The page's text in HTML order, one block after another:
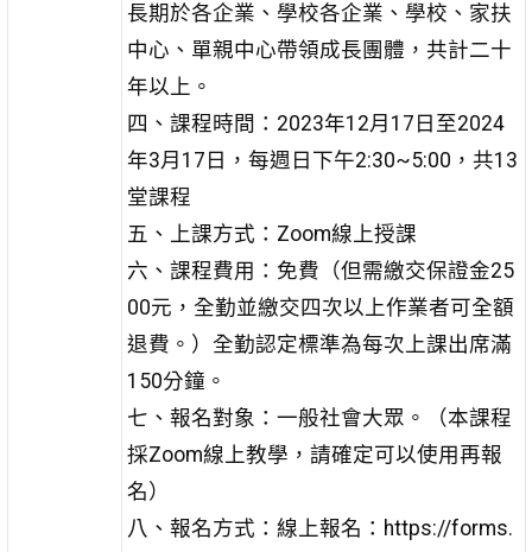
長期於各企業、學校各企業、學校、家扶
中心、單親中心帶領成長團體，共計二十
年以上。
四、課程時間：2023年12月17日至2024
年3月17日，每週日下午2:30~5:00，共13
堂課程
五、上課方式：Zoom線上授課
六、課程費用：免費（但需繳交保證金25
00元，全勤並繳交四次以上作業者可全額
退費。）全勤認定標準為每次上課出席滿
150分鐘。
七、報名對象：一般社會大眾。（本課程
採Zoom線上教學，請確定可以使用再報
名）
八、報名方式：線上報名：https://forms.